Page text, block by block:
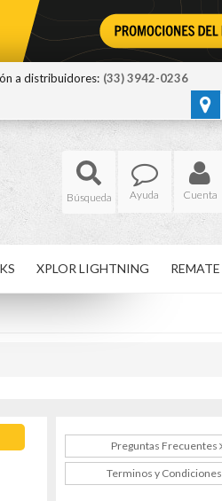
a distribuidores: (33) 3942-0236
Ayuda
Cuenta
XPLOR LIGHTNING REMATE
Preguntas Frecuentes
Terminos y Condiciones